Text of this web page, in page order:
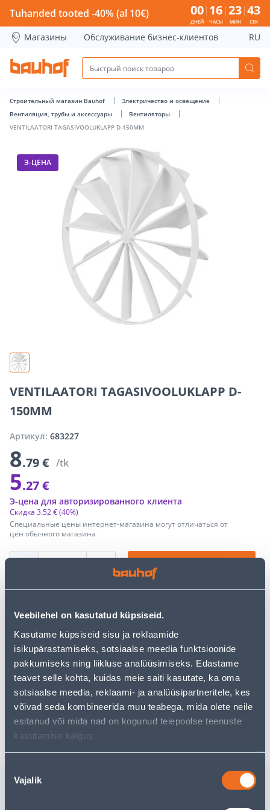
Veebilehel on kasutatud küpsiseid.
Kasutame küpsiseid sisu ja reklaamide
isikupärastamiseks, sotsiaalse meedia funktsioonide
pakkumiseks ning liikluse analüüsimiseks. Edastame
teavet selle kohta, kuidas meie saiti kasutate, ka oma
sotsiaalse meedia, reklaami- ja analüüsipartneritele, kes
võivad seda kombineerida muu teabega, mida olete neile
esitanud või mida nad on kogunud teiepoolse teenuste
kasutamise käigus.
valik
Vajalik
VENTILAATORI TAGASIVOOLUKLAPP D-150MM - Bauhof
Tuhanded tooted -40% (al 10€) 00
ДНЕЙ
16
ЧАСЫ
23
МИН
42
СЕК
Магазины Обслуживание бизнес-клиентов RU
Строительный магазин Bauhof
Электричество и освещение
Вентиляция, трубы и аксессуары
Вентиляторы
VENTILAATORI TAGASIVOOLUKLAPP D-150MM
Э-ЦЕНА
VENTILAATORI TAGASIVOOLUKLAPP D-
150MM
Артикул: 683227
8.79 € /tk
5.27 €
Специальные цены интернет-магазина могут отличаться от
цен обычного магазина
Скидка 3.52 €(40%)
Э-цена для авторизированного клиента
ДОБАВИТЬ В КОРЗИНУ
Посмотреть наличие
Предполагаемая доставка 3,69 € от 2-5 tööpäeva
Посылочный автомат от 2,29 € с 2-5 tööpäeva
Забрать в магазине, с 10.08.2026
Похожие продукты